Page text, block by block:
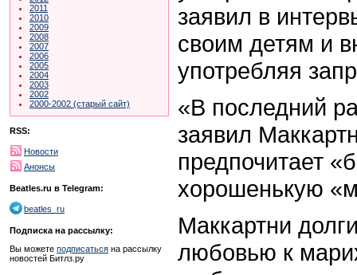
2011
2010
2009
2008
2007
2006
2005
2004
2003
2002
2000-2002 (старый сайт)
RSS:
Новости
Анонсы
Beatles.ru в Telegram:
beatles_ru
Подписка на рассылку:
Вы можете подписаться на рассылку
новостей Битлз.ру
заявил в
своим детям и
употребляя
«В последний
заявил
предпочитает
хорошенькую
Маккартни
любовью к